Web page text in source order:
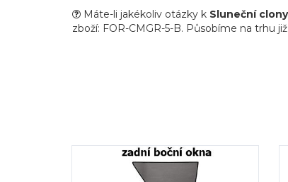
Máte-li jakékoliv otázky k Sluneční clony
zboží: FOR-CMGR-5-B. Působíme na trhu